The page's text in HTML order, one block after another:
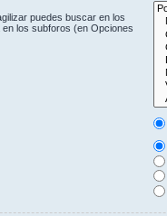
puedes buscar en los
los subforos (en Opciones